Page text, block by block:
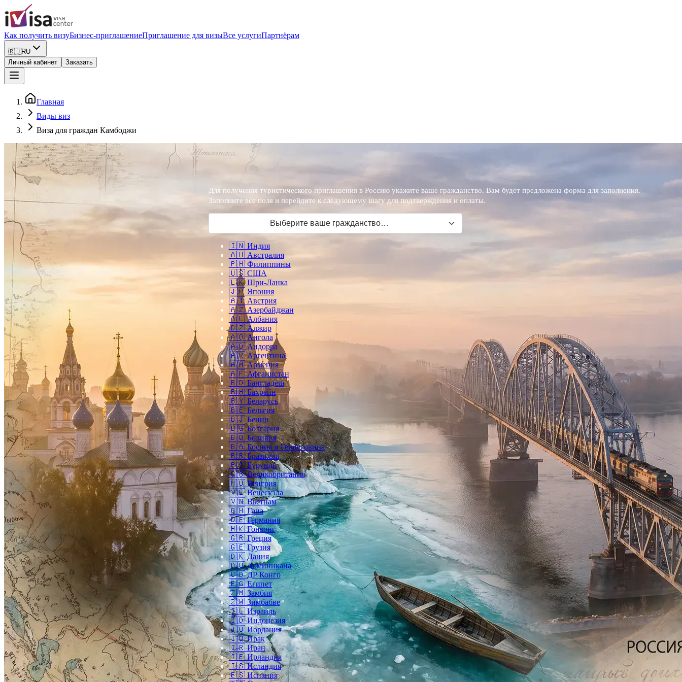
Как получить визуБизнес-приглашениеПриглашение для визыВсе услугиПартнёрам
🇷🇺RU
Личный кабинет
Заказать
Главная
Виды виз
Виза для граждан Камбоджи
Для получения туристического приглашения в Россию укажите ваше гражданство. Вам будет предложена форма для заполнения.
Заполните все поля и перейдите к следующему шагу для подтверждения и оплаты.
Выберите ваше гражданство…
🇮🇳 Индия
🇦🇺 Австралия
🇵🇭 Филиппины
🇺🇸 США
🇱🇰 Шри-Ланка
🇯🇵 Япония
🇦🇹 Австрия
🇦🇿 Азербайджан
🇦🇱 Албания
🇩🇿 Алжир
🇦🇴 Ангола
🇦🇩 Андорра
🇦🇷 Аргентина
🇦🇲 Армения
🇦🇫 Афганистан
🇧🇩 Бангладеш
🇧🇭 Бахрейн
🇧🇾 Беларусь
🇧🇪 Бельгия
🇧🇯 Бенин
🇧🇬 Болгария
🇧🇴 Боливия
🇧🇦 Босния и Герцеговина
🇧🇷 Бразилия
🇧🇮 Бурунди
🇬🇧 Великобритания
🇭🇺 Венгрия
🇻🇪 Венесуэла
🇻🇳 Вьетнам
🇬🇭 Гана
🇩🇪 Германия
🇭🇰 Гонконг
🇬🇷 Греция
🇬🇪 Грузия
🇩🇰 Дания
🇩🇴 Доминикана
🇨🇩 ДР Конго
🇪🇬 Египет
🇿🇲 Замбия
🇿🇼 Зимбабве
🇮🇱 Израиль
🇮🇩 Индонезия
🇯🇴 Иордания
🇮🇶 Ирак
🇮🇷 Иран
🇮🇪 Ирландия
🇮🇸 Исландия
🇪🇸 Испания